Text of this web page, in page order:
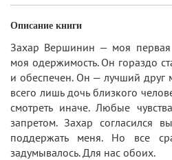
Описание книги
Захар Вершинин — моя первая
моя одержимость. Он гораздо
и обеспечен. Он — лучший друг
всего лишь дочь близкого
смотреть иначе. Любые
запретом. Захар согласился
поддержать меня. Но все
задумывалось. Для нас обоих.